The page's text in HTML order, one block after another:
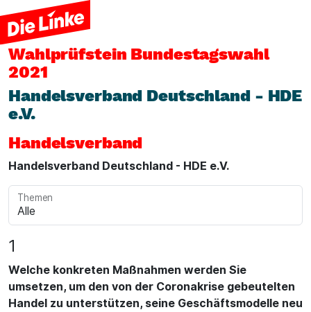
Wahlprüfstein Bundestagswahl
2021
Handelsverband Deutschland - HDE
e.V.
Handelsverband
Handelsverband Deutschland - HDE e.V.
Themen
1
Welche konkreten Maßnahmen werden Sie
umsetzen, um den von der Coronakrise gebeutelten
Handel zu unterstützen, seine Geschäftsmodelle neu